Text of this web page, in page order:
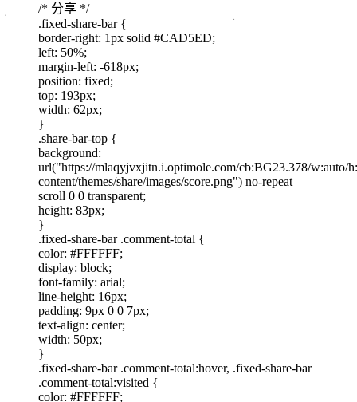
/* 分享 */
.fixed-share-bar {
border-right: 1px solid #CAD5ED;
left: 50%;
margin-left: -618px;
position: fixed;
top: 193px;
width: 62px;
}
.share-bar-top {
background:
url("https://mlaqyjvxjitn.i.optimole.com/cb:BG23.378/w:auto/
content/themes/share/images/score.png") no-repeat
scroll 0 0 transparent;
height: 83px;
}
.fixed-share-bar .comment-total {
color: #FFFFFF;
display: block;
font-family: arial;
line-height: 16px;
padding: 9px 0 0 7px;
text-align: center;
width: 50px;
}
.fixed-share-bar .comment-total:hover, .fixed-share-bar
.comment-total:visited {
color: #FFFFFF;